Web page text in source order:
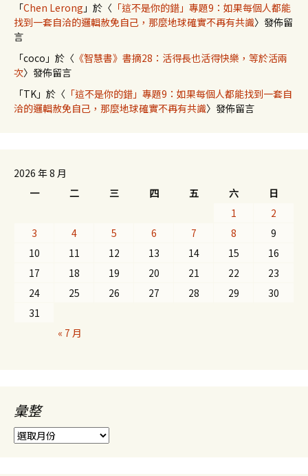
「Chen Lerong 」於〈 「這不是你的錯」專題9：如果每個人都能
找到一套自洽的邏輯赦免自己，那麼地球確實不再有共識〉發佈留
言
「coco 」於〈 《智慧書》書摘28：活得長也活得快樂，等於活兩
次〉發佈留言
「TK」於〈 「這不是你的錯」專題9：如果每個人都能找到一套自
洽的邏輯赦免自己，那麼地球確實不再有共識〉發佈留言
2026 年 8 月
一
二 三 四 五 六
日
1
2
3
4 5 6 7 8
9
10
11 12 13 14 15
16
17
18 19 20 21 22
23
24
25 26 27 28 29
30
31
« 7 月
彙整
彙
整